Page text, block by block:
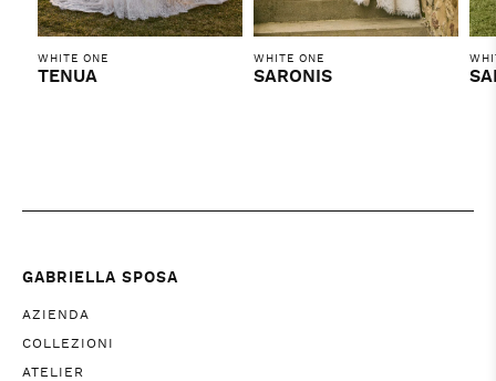
WHITE ONE
TENUA
WHITE ONE
SARONIS
GABRIELLA SPOSA
AZIENDA
COLLEZIONI
ATELIER